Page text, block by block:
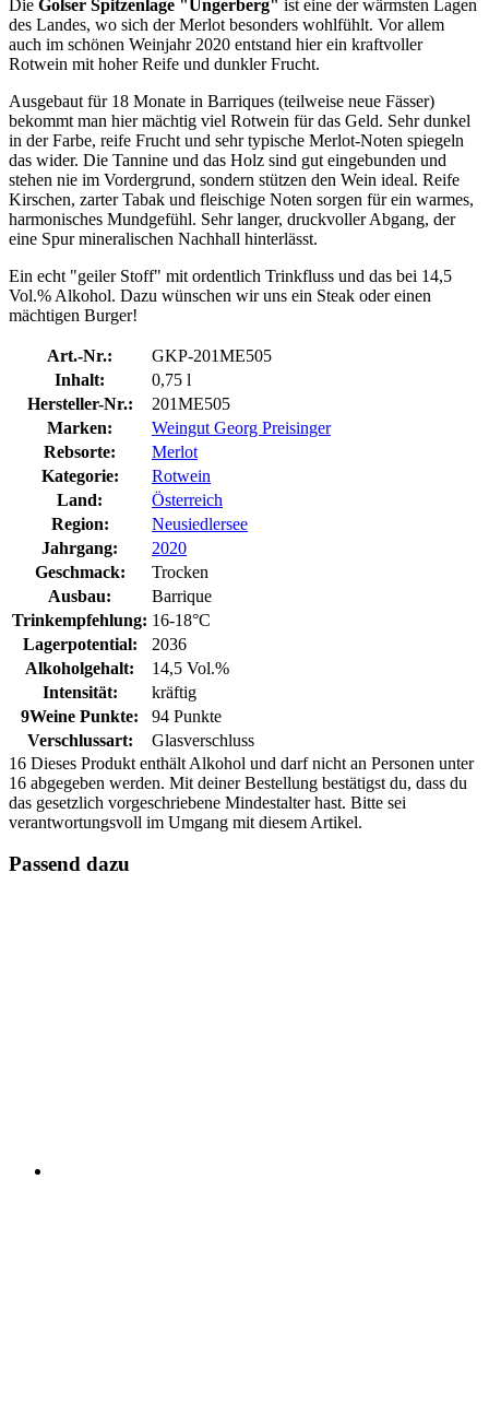
Die Golser Spitzenlage "Ungerberg" ist eine der wärmsten Lagen
des Landes, wo sich der Merlot besonders wohlfühlt. Vor allem
auch im schönen Weinjahr 2020 entstand hier ein kraftvoller
Rotwein mit hoher Reife und dunkler Frucht.
Ausgebaut für 18 Monate in Barriques (teilweise neue Fässer)
bekommt man hier mächtig viel Rotwein für das Geld. Sehr dunkel
in der Farbe, reife Frucht und sehr typische Merlot-Noten spiegeln
das wider. Die Tannine und das Holz sind gut eingebunden und
stehen nie im Vordergrund, sondern stützen den Wein ideal. Reife
Kirschen, zarter Tabak und fleischige Noten sorgen für ein warmes,
harmonisches Mundgefühl. Sehr langer, druckvoller Abgang, der
eine Spur mineralischen Nachhall hinterlässt.
Ein echt "geiler Stoff" mit ordentlich Trinkfluss und das bei 14,5
Vol.% Alkohol. Dazu wünschen wir uns ein Steak oder einen
mächtigen Burger!
Art.-Nr.:
GKP-201ME505
Inhalt:
0,75 l
Hersteller-Nr.:
201ME505
Marken:
Weingut Georg Preisinger
Rebsorte:
Merlot
Kategorie:
Rotwein
Land:
Österreich
Region:
Neusiedlersee
Jahrgang:
2020
Geschmack:
Trocken
Ausbau:
Barrique
Trinkempfehlung: 16-18°C
Lagerpotential:
2036
Alkoholgehalt:
14,5 Vol.%
Intensität:
kräftig
9Weine Punkte:
94 Punkte
Verschlussart:
Glasverschluss
16 Dieses Produkt enthält Alkohol und darf nicht an Personen unter
16 abgegeben werden. Mit deiner Bestellung bestätigst du, dass du
das gesetzlich vorgeschriebene Mindestalter hast. Bitte sei
verantwortungsvoll im Umgang mit diesem Artikel.
Passend dazu